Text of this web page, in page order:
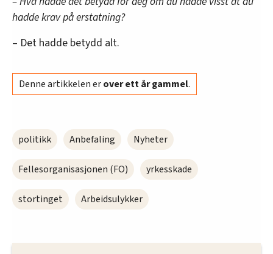
hadde krav på erstatning?
– Det hadde betydd alt.
Denne artikkelen erover ett år gammel.
politikk Anbefaling Nyheter
Fellesorganisasjonen (FO) yrkesskade
stortinget Arbeidsulykker